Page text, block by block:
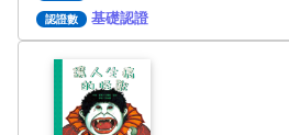
認證數 基礎認證